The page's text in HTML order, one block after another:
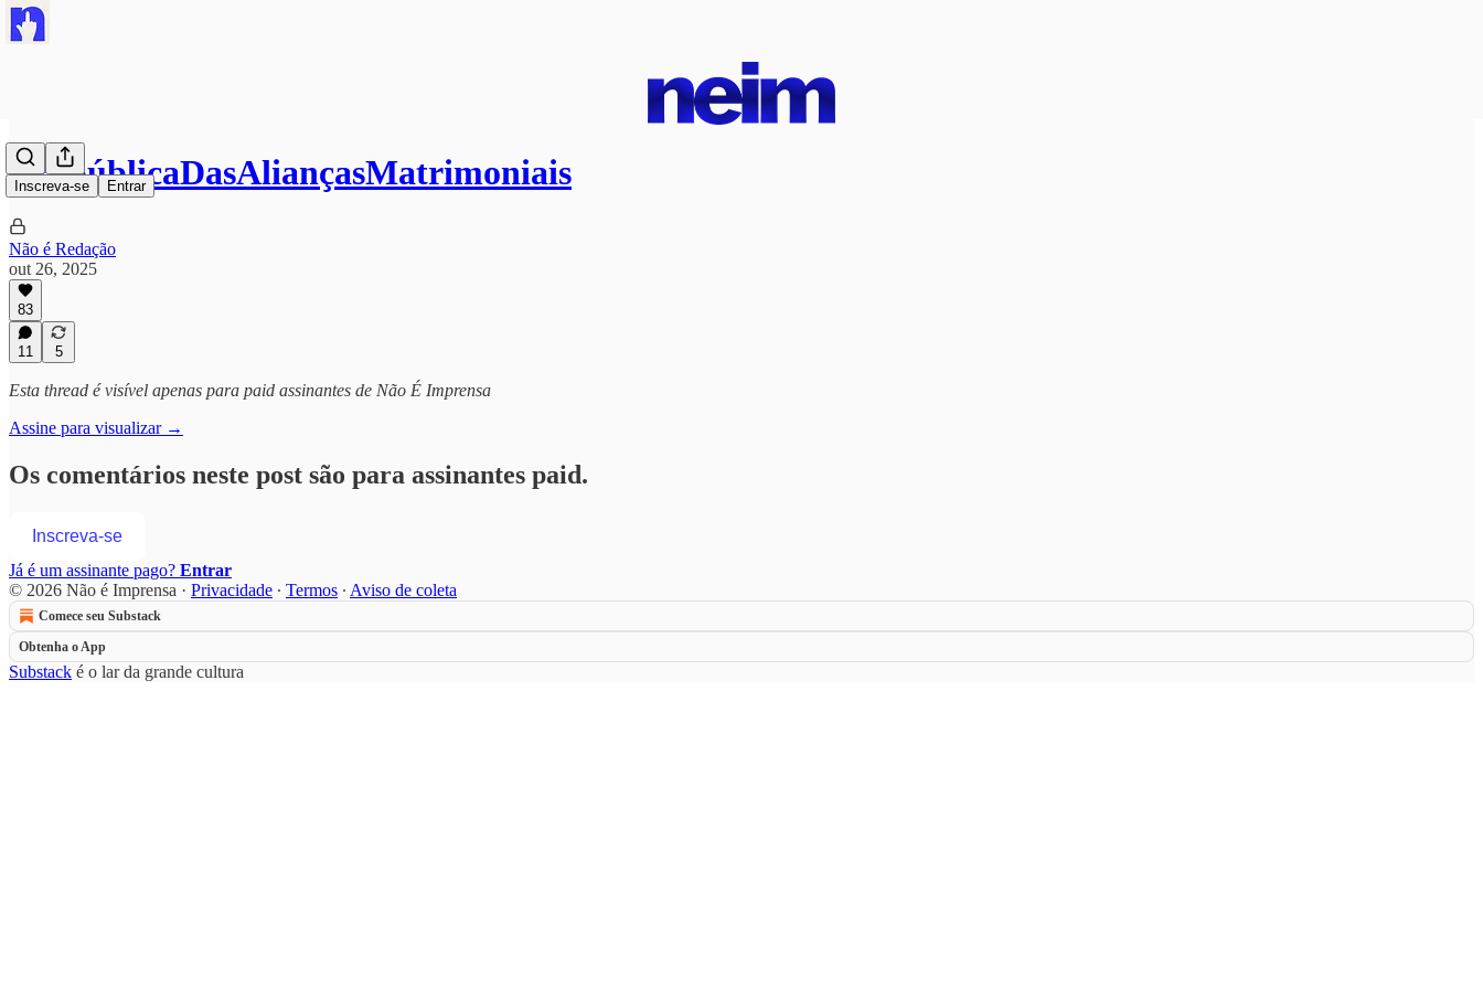
Inscreva-se Entrar
#RepúblicaDasAliançasMatrimoniais
Não é Redação
out 26, 2025
83
11 5
Esta thread é visível apenas para paid assinantes de Não É Imprensa
Assine para visualizar →
Os comentários neste post são para assinantes paid.
Inscreva-se
Já é um assinante pago? Entrar
© 2026 Não é Imprensa · Privacidade ∙ Termos ∙ Aviso de coleta
Comece seu Substack
Obtenha o App
Substack é o lar da grande cultura